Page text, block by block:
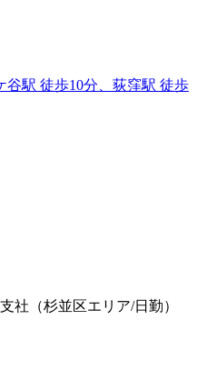
谷駅 徒歩10分、荻窪駅 徒歩
社（杉並区エリア/日勤）